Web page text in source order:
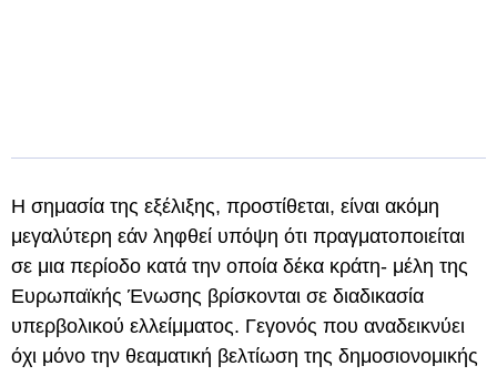
Η σημασία της εξέλιξης, προστίθεται, είναι ακόμη
μεγαλύτερη εάν ληφθεί υπόψη ότι πραγματοποιείται
σε μια περίοδο κατά την οποία δέκα κράτη- μέλη της
Ευρωπαϊκής Ένωσης βρίσκονται σε διαδικασία
υπερβολικού ελλείμματος. Γεγονός που αναδεικνύει
όχι μόνο την θεαματική βελτίωση της δημοσιονομικής